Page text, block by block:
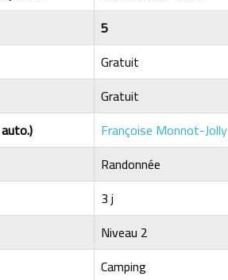
5
Gratuit
Gratuit
Françoise Monnot-Jolly
Randonnée
3 j
Niveau 2
Camping